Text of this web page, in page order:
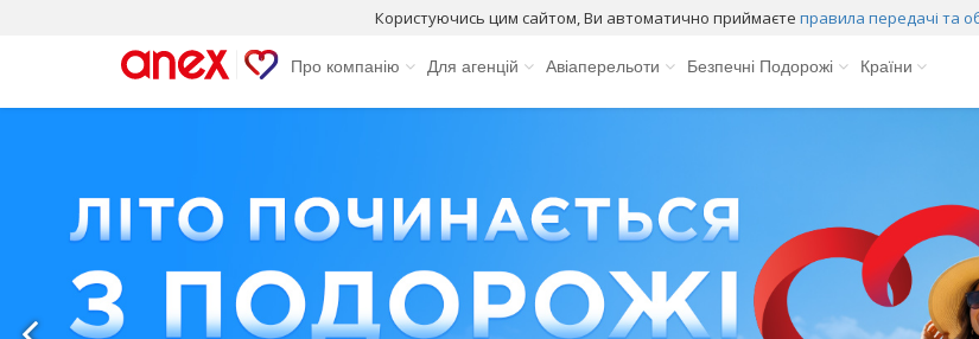
Користуючись цим сайтом, Ви автоматично приймаєте правила передачі та
Про компанію Для агенцій Авіаперельоти Безпечні Подорожі Країни
Болгарія
В`єтнам
Греція
Грузія